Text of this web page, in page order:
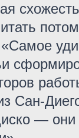
«Самое
Сан-
— они